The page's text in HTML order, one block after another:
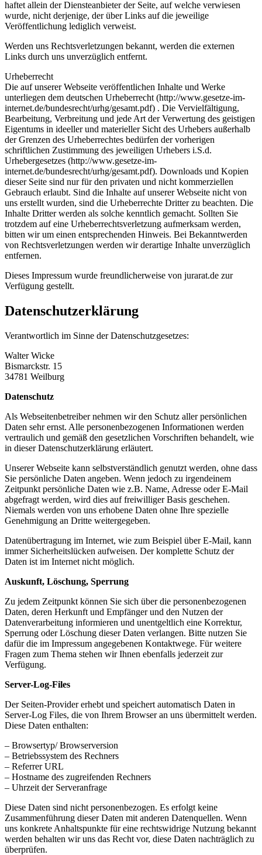
haftet allein der Diensteanbieter der Seite, auf welche verwiesen
wurde, nicht derjenige, der über Links auf die jeweilige
Veröffentlichung lediglich verweist.
Werden uns Rechtsverletzungen bekannt, werden die externen
Links durch uns unverzüglich entfernt.
Urheberrecht
Die auf unserer Webseite veröffentlichen Inhalte und Werke
unterliegen dem deutschen Urheberrecht (http://www.gesetze-im-
internet.de/bundesrecht/urhg/gesamt.pdf) . Die Vervielfältigung,
Bearbeitung, Verbreitung und jede Art der Verwertung des geistigen
Eigentums in ideeller und materieller Sicht des Urhebers außerhalb
der Grenzen des Urheberrechtes bedürfen der vorherigen
schriftlichen Zustimmung des jeweiligen Urhebers i.S.d.
Urhebergesetzes (http://www.gesetze-im-
internet.de/bundesrecht/urhg/gesamt.pdf). Downloads und Kopien
dieser Seite sind nur für den privaten und nicht kommerziellen
Gebrauch erlaubt. Sind die Inhalte auf unserer Webseite nicht von
uns erstellt wurden, sind die Urheberrechte Dritter zu beachten. Die
Inhalte Dritter werden als solche kenntlich gemacht. Sollten Sie
trotzdem auf eine Urheberrechtsverletzung aufmerksam werden,
bitten wir um einen entsprechenden Hinweis. Bei Bekanntwerden
von Rechtsverletzungen werden wir derartige Inhalte unverzüglich
entfernen.
Dieses Impressum wurde freundlicherweise von jurarat.de zur
Verfügung gestellt.
Datenschutzerklärung
Verantwortlich im Sinne der Datenschutzgesetzes:
Walter Wicke
Bismarckstr. 15
34781 Weilburg
Datenschutz
Als Webseitenbetreiber nehmen wir den Schutz aller persönlichen
Daten sehr ernst. Alle personenbezogenen Informationen werden
vertraulich und gemäß den gesetzlichen Vorschriften behandelt, wie
in dieser Datenschutzerklärung erläutert.
Unserer Webseite kann selbstverständlich genutzt werden, ohne dass
Sie persönliche Daten angeben. Wenn jedoch zu irgendeinem
Zeitpunkt persönliche Daten wie z.B. Name, Adresse oder E-Mail
abgefragt werden, wird dies auf freiwilliger Basis geschehen.
Niemals werden von uns erhobene Daten ohne Ihre spezielle
Genehmigung an Dritte weitergegeben.
Datenübertragung im Internet, wie zum Beispiel über E-Mail, kann
immer Sicherheitslücken aufweisen. Der komplette Schutz der
Daten ist im Internet nicht möglich.
Auskunft, Löschung, Sperrung
Zu jedem Zeitpunkt können Sie sich über die personenbezogenen
Daten, deren Herkunft und Empfänger und den Nutzen der
Datenverarbeitung informieren und unentgeltlich eine Korrektur,
Sperrung oder Löschung dieser Daten verlangen. Bitte nutzen Sie
dafür die im Impressum angegebenen Kontaktwege. Für weitere
Fragen zum Thema stehen wir Ihnen ebenfalls jederzeit zur
Verfügung.
Server-Log-Files
Der Seiten-Provider erhebt und speichert automatisch Daten in
Server-Log Files, die von Ihrem Browser an uns übermittelt werden.
Diese Daten enthalten:
– Browsertyp/ Browserversion
– Betriebssystem des Rechners
– Referrer URL
– Hostname des zugreifenden Rechners
– Uhrzeit der Serveranfrage
Diese Daten sind nicht personenbezogen. Es erfolgt keine
Zusammenführung dieser Daten mit anderen Datenquellen. Wenn
uns konkrete Anhaltspunkte für eine rechtswidrige Nutzung bekannt
werden behalten wir uns das Recht vor, diese Daten nachträglich zu
überprüfen.